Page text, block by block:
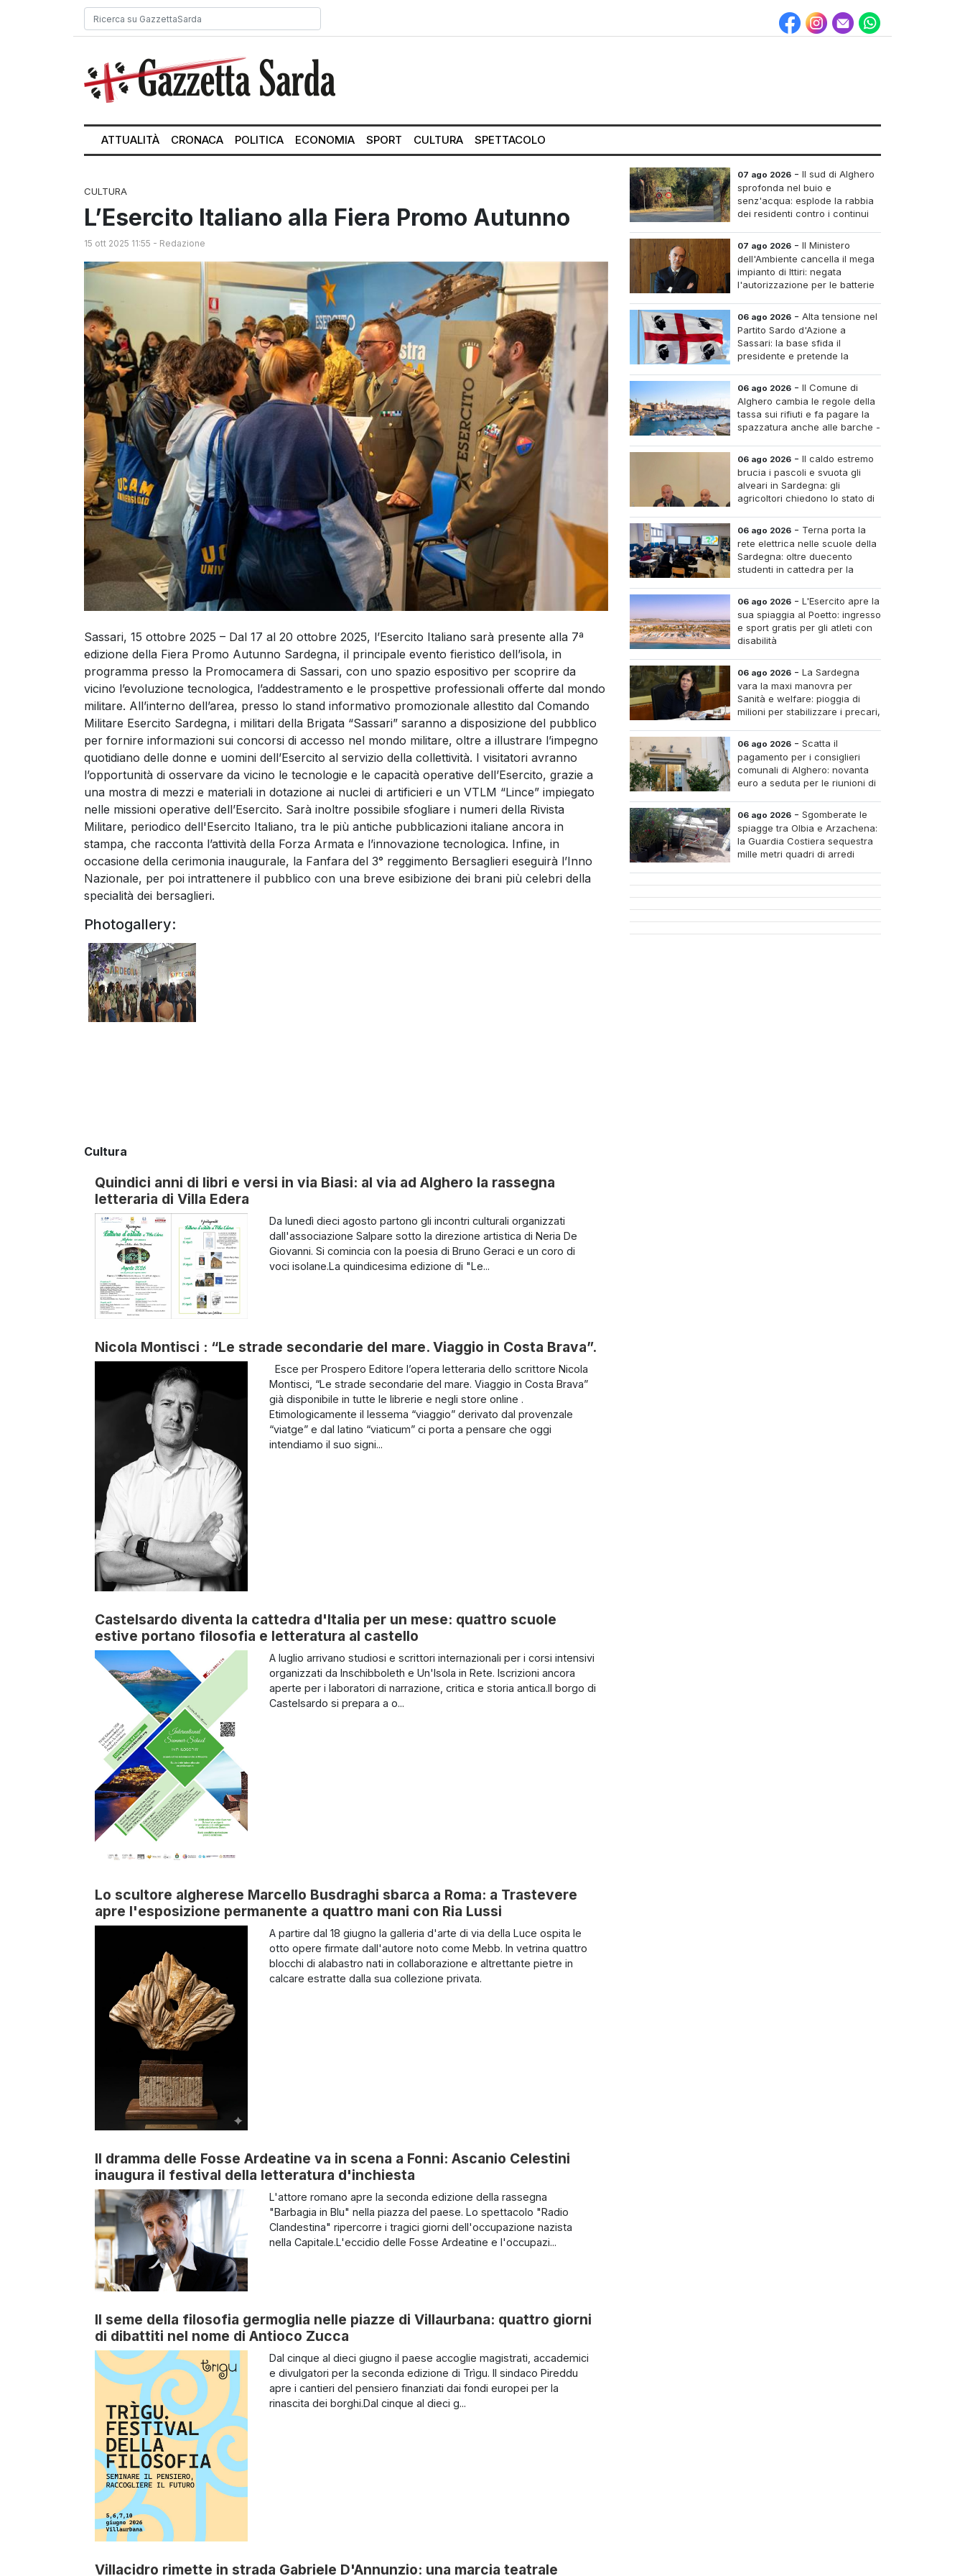
ATTUALITÀ CRONACA POLITICA ECONOMIA SPORT CULTURA SPETTACOLO
CULTURA
L’Esercito Italiano alla Fiera Promo Autunno
15 ott 2025 11:55 - Redazione
Sassari, 15 ottobre 2025 – Dal 17 al 20 ottobre 2025, l’Esercito Italiano sarà presente alla 7ª
edizione della Fiera Promo Autunno Sardegna, il principale evento fieristico dell’isola, in
programma presso la Promocamera di Sassari, con uno spazio espositivo per scoprire da
vicino l’evoluzione tecnologica, l’addestramento e le prospettive professionali offerte dal mondo
militare. All’interno dell’area, presso lo stand informativo promozionale allestito dal Comando
Militare Esercito Sardegna, i militari della Brigata “Sassari” saranno a disposizione del pubblico
per fornire informazioni sui concorsi di accesso nel mondo militare, oltre a illustrare l’impegno
quotidiano delle donne e uomini dell’Esercito al servizio della collettività. I visitatori avranno
l’opportunità di osservare da vicino le tecnologie e le capacità operative dell’Esercito, grazie a
una mostra di mezzi e materiali in dotazione ai nuclei di artificieri e un VTLM “Lince” impiegato
nelle missioni operative dell’Esercito. Sarà inoltre possibile sfogliare i numeri della Rivista
Militare, periodico dell'Esercito Italiano, tra le più antiche pubblicazioni italiane ancora in
stampa, che racconta l’attività della Forza Armata e l’innovazione tecnologica. Infine, in
occasione della cerimonia inaugurale, la Fanfara del 3° reggimento Bersaglieri eseguirà l’Inno
Nazionale, per poi intrattenere il pubblico con una breve esibizione dei brani più celebri della
specialità dei bersaglieri.
Photogallery:
Cultura
Quindici anni di libri e versi in via Biasi: al via ad Alghero la rassegna
letteraria di Villa Edera
Da lunedì dieci agosto partono gli incontri culturali organizzati
dall'associazione Salpare sotto la direzione artistica di Neria De
Giovanni. Si comincia con la poesia di Bruno Geraci e un coro di
voci isolane.La quindicesima edizione di "Le...
Nicola Montisci : “Le strade secondarie del mare. Viaggio in Costa Brava”.
Esce per Prospero Editore l’opera letteraria dello scrittore Nicola
Montisci, “Le strade secondarie del mare. Viaggio in Costa Brava”
già disponibile in tutte le librerie e negli store online .
Etimologicamente il lessema “viaggio” derivato dal provenzale
“viatge” e dal latino “viaticum” ci porta a pensare che oggi
intendiamo il suo signi...
Castelsardo diventa la cattedra d'Italia per un mese: quattro scuole
estive portano filosofia e letteratura al castello
A luglio arrivano studiosi e scrittori internazionali per i corsi intensivi
organizzati da Inschibboleth e Un'Isola in Rete. Iscrizioni ancora
aperte per i laboratori di narrazione, critica e storia antica.Il borgo di
Castelsardo si prepara a o...
Lo scultore algherese Marcello Busdraghi sbarca a Roma: a Trastevere
apre l'esposizione permanente a quattro mani con Ria Lussi
A partire dal 18 giugno la galleria d'arte di via della Luce ospita le
otto opere firmate dall'autore noto come Mebb. In vetrina quattro
blocchi di alabastro nati in collaborazione e altrettante pietre in
calcare estratte dalla sua collezione privata.
Il dramma delle Fosse Ardeatine va in scena a Fonni: Ascanio Celestini
inaugura il festival della letteratura d'inchiesta
L'attore romano apre la seconda edizione della rassegna
"Barbagia in Blu" nella piazza del paese. Lo spettacolo "Radio
Clandestina" ripercorre i tragici giorni dell'occupazione nazista
nella Capitale.L'eccidio delle Fosse Ardeatine e l'occupazi...
Il seme della filosofia germoglia nelle piazze di Villaurbana: quattro giorni
di dibattiti nel nome di Antioco Zucca
Dal cinque al dieci giugno il paese accoglie magistrati, accademici
e divulgatori per la seconda edizione di Trìgu. Il sindaco Pireddu
apre i cantieri del pensiero finanziati dai fondi europei per la
rinascita dei borghi.Dal cinque al dieci g...
Villacidro rimette in strada Gabriele D'Annunzio: una marcia teatrale
07 ago 2026 - Il sud di Alghero
sprofonda nel buio e
senz'acqua: esplode la rabbia
dei residenti contro i continui
07 ago 2026 - Il Ministero
dell'Ambiente cancella il mega
impianto di Ittiri: negata
l'autorizzazione per le batterie
06 ago 2026 - Alta tensione nel
Partito Sardo d'Azione a
Sassari: la base sfida il
presidente e pretende la
straordinario
06 ago 2026 - Il Comune di
Alghero cambia le regole della
tassa sui rifiuti e fa pagare la
spazzatura anche alle barche -
06 ago 2026 - Il caldo estremo
brucia i pascoli e svuota gli
alveari in Sardegna: gli
agricoltori chiedono lo stato di
06 ago 2026 - Terna porta la
rete elettrica nelle scuole della
Sardegna: oltre duecento
studenti in cattedra per la
06 ago 2026 - L'Esercito apre la
sua spiaggia al Poetto: ingresso
e sport gratis per gli atleti con
disabilità
06 ago 2026 - La Sardegna
vara la maxi manovra per
Sanità e welfare: pioggia di
milioni per stabilizzare i precari,
centri e assumere infermieri fissi nelle case di riposo.
06 ago 2026 - Scatta il
pagamento per i consiglieri
comunali di Alghero: novanta
euro a seduta per le riunioni di
06 ago 2026 - Sgomberate le
spiagge tra Olbia e Arzachena:
la Guardia Costiera sequestra
mille metri quadri di arredi